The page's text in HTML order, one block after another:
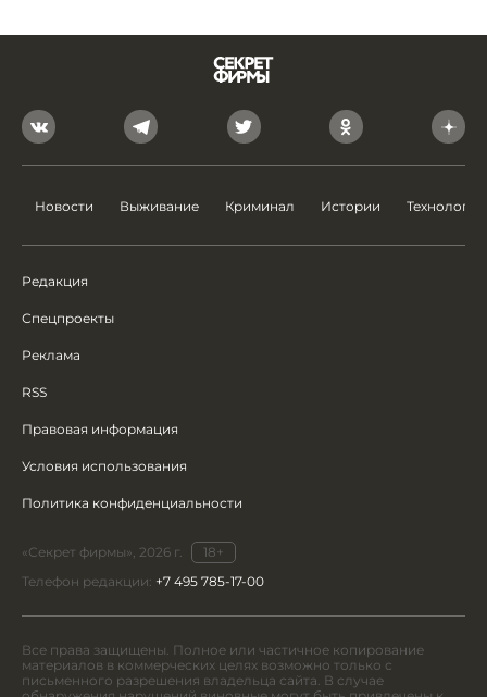
Новости Выживание Криминал Истории Технологии
Редакция
Спецпроекты
Реклама
RSS
Правовая информация
Условия использования
Политика конфиденциальности
«Секрет фирмы», 2026 г.
18+
Телефон редакции: +7 495 785-17-00
Все права защищены. Полное или частичное копирование
материалов в коммерческих целях возможно только с
письменного разрешения владельца сайта. В случае